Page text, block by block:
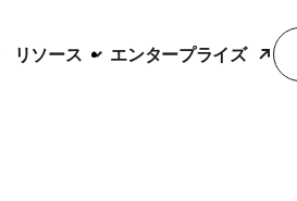
リソース エンタープライズ